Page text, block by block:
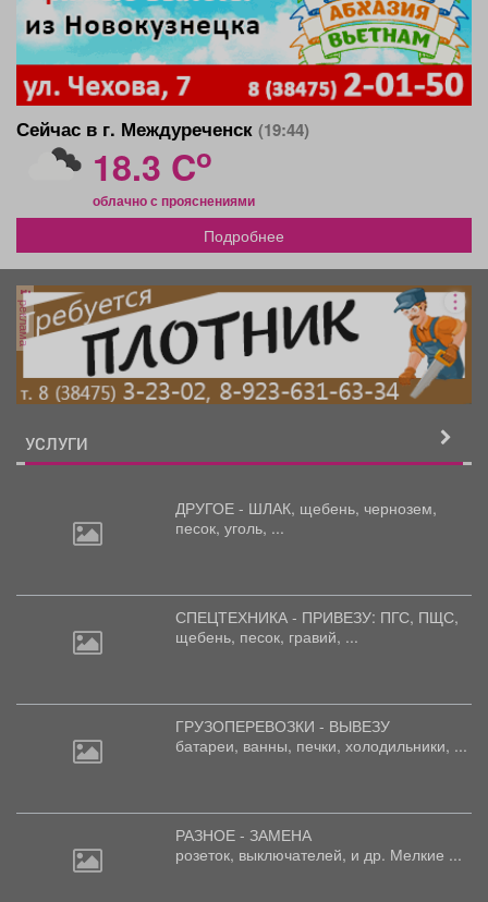
Сейчас в г. Междуреченск (19:44)
18.3 Co
облачно с прояснениями
Подробнее
реклама
УСЛУГИ
ДРУГОЕ - ШЛАК, щебень, чернозем,
песок, уголь, ...
СПЕЦТЕХНИКА - ПРИВЕЗУ: ПГС, ПЩС,
щебень, песок, гравий, ...
ГРУЗОПЕРЕВОЗКИ - ВЫВЕЗУ
батареи, ванны, печки, холодильники, ...
РАЗНОЕ - ЗАМЕНА
розеток, выключателей, и др. Мелкие ...